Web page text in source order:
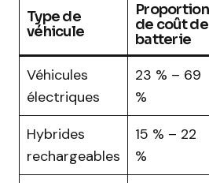
Type de
véhicule
Proportion
de coût de
batterie
Véhicules
électriques
23 % – 69
%
Hybrides
rechargeables
15 % – 22
%